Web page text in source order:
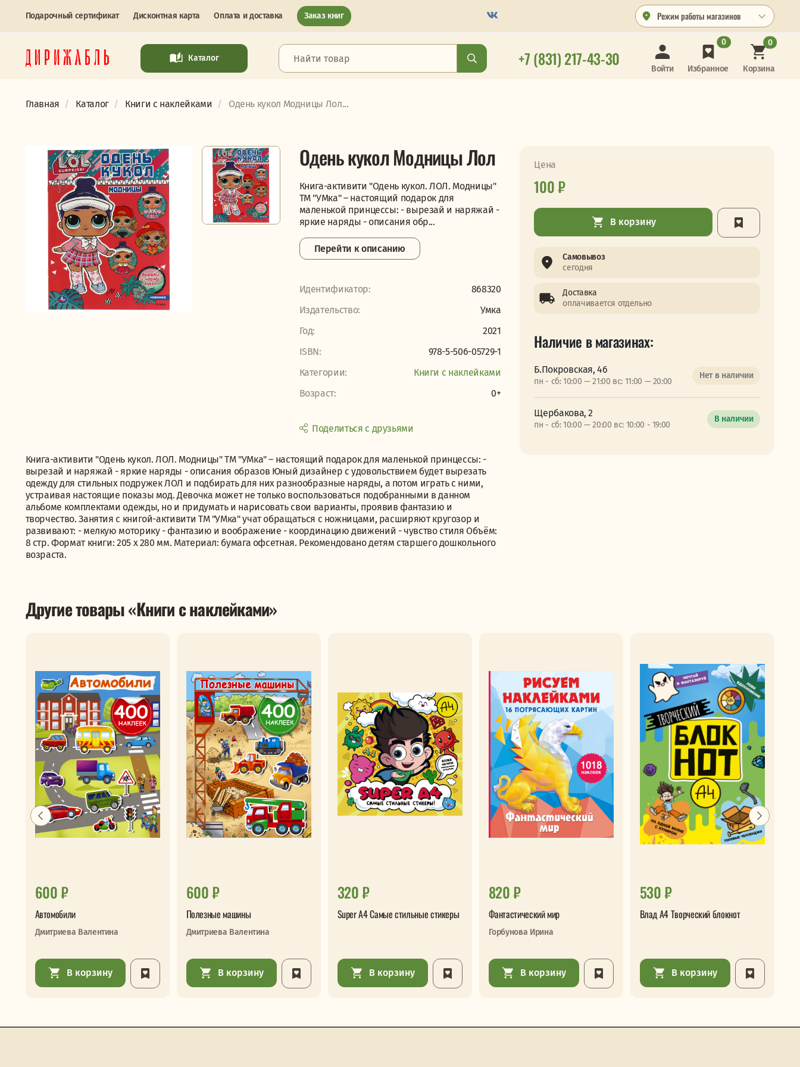
Подарочный сертификат Дисконтная карта Оплата и доставка Заказ книг Режим работы магазинов
Каталог +7 (831) 217-43-30 Войти Избранное
0
Корзина
0
Главная Каталог Книги с наклейками Одень кукол Модницы Лол...
Одень кукол Модницы Лол
Книга-активити "Одень кукол. ЛОЛ. Модницы"
ТМ "УМка" – настоящий подарок для
маленькой принцессы: - вырезай и наряжай -
яркие наряды - описания обр...
Перейти к описанию
Идентификатор:
868320
Издательство:
Умка
Год:
2021
ISBN:
978-5-506-05729-1
Категории:
Книги с наклейками
Возраст:
0+
Поделиться с друзьями
Книга-активити "Одень кукол. ЛОЛ. Модницы" ТМ "УМка" – настоящий подарок для маленькой принцессы: -
вырезай и наряжай - яркие наряды - описания образов Юный дизайнер с удовольствием будет вырезать
одежду для стильных подружек ЛОЛ и подбирать для них разнообразные наряды, а потом играть с ними,
устраивая настоящие показы мод. Девочка может не только воспользоваться подобранными в данном
альбоме комплектами одежды, но и придумать и нарисовать свои варианты, проявив фантазию и
творчество. Занятия с книгой-активити ТМ "УМка" учат обращаться с ножницами, расширяют кругозор и
развивают: - мелкую моторику - фантазию и воображение - координацию движений - чувство стиля Объём:
8 стр. Формат книги: 205 х 280 мм. Материал: бумага офсетная. Рекомендовано детям старшего дошкольного
возраста.
Цена
100 ₽
В корзину
Самовывоз
сегодня
Доставка
оплачивается отдельно
Наличие в магазинах:
Б.Покровская, 46
пн - сб: 10:00 — 21:00 вс: 11:00 — 20:00
Нет в наличии
Щербакова, 2
пн - сб: 10:00 — 20:00 вс: 10:00 - 19:00
В наличии
Другие товары «Книги с наклейками»
600 ₽
Автомобили
Дмитриева Валентина
В корзину
600 ₽
Полезные машины
Дмитриева Валентина
В корзину
320 ₽
Super А4 Самые стильные стикеры
В корзину
820 ₽
Фантастический мир
Горбунова Ирина
В корзину
530 ₽
Влад А4 Творческий блокнот
В корзину